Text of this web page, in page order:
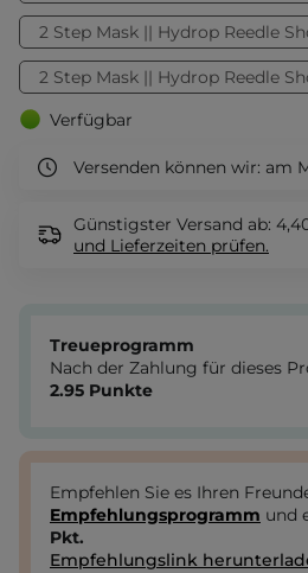
2 Step Mask || Hydrop Reedle
2 Step Mask || Hydrop Reedle
Verfügbar
Versenden können wir: am
Günstigster Versand ab:
und Lieferzeiten prüfen.
Treueprogramm
Nach der Zahlung für dieses
2.95 Punkte
Empfehlen Sie es Ihren
Empfehlungsprogramm und
Pkt.
Empfehlungslink